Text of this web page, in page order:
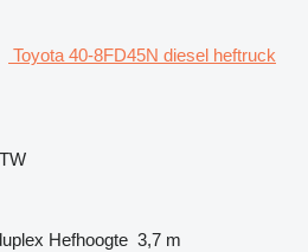
Toyota 40-8FD45N diesel heftruck
Hefhoogte 3,7 m